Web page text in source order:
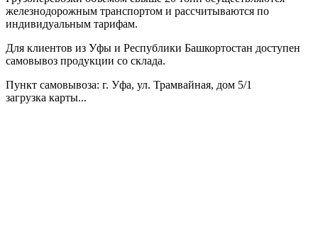
железнодорожным транспортом и рассчитываются по
индивидуальным тарифам.
Для клиентов из Уфы и Республики Башкортостан доступен
самовывоз продукции со склада.
Пункт самовывоза: г. Уфа, ул. Трамвайная, дом 5/1
загрузка карты...